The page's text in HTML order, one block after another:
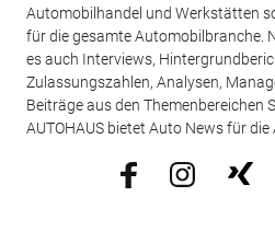
Automobilhandel und Werkstätten
für die gesamte Automobilbranche.
es auch Interviews,
Zulassungszahlen, Analysen,
Beiträge aus den Themenbereichen
AUTOHAUS bietet Auto News für